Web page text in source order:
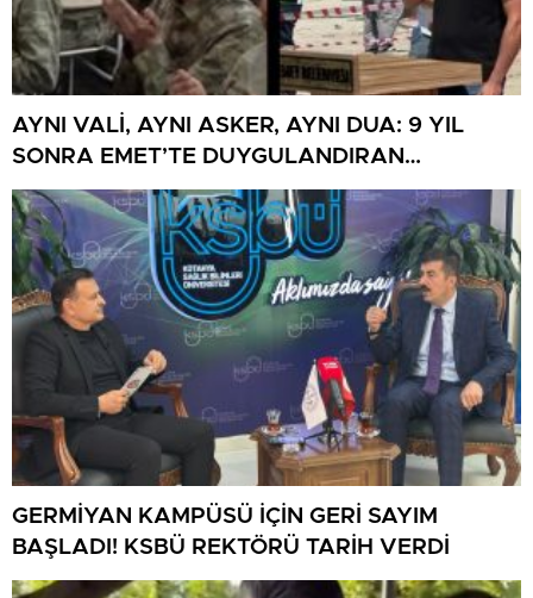
AYNI VALİ, AYNI ASKER, AYNI DUA: 9 YIL
SONRA EMET’TE DUYGULANDIRAN
BULUŞMA
GERMİYAN KAMPÜSÜ İÇİN GERİ SAYIM
BAŞLADI! KSBÜ REKTÖRÜ TARİH VERDİ